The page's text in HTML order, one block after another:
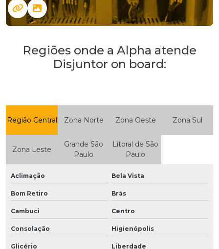
Regiões onde a Alpha atende
Disjuntor on board:
Região Central Zona Norte Zona Oeste Zona Sul
Zona Leste
Grande São
Paulo
Litoral de São
Paulo
Aclimação Bela Vista
Bom Retiro Brás
Cambuci Centro
Consolação Higienópolis
Glicério Liberdade